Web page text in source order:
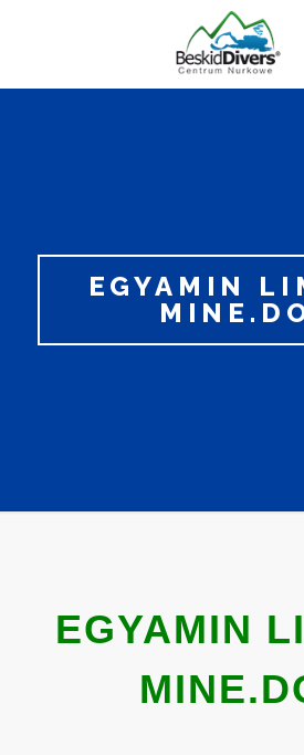
EGYAMIN
EGYAMIN